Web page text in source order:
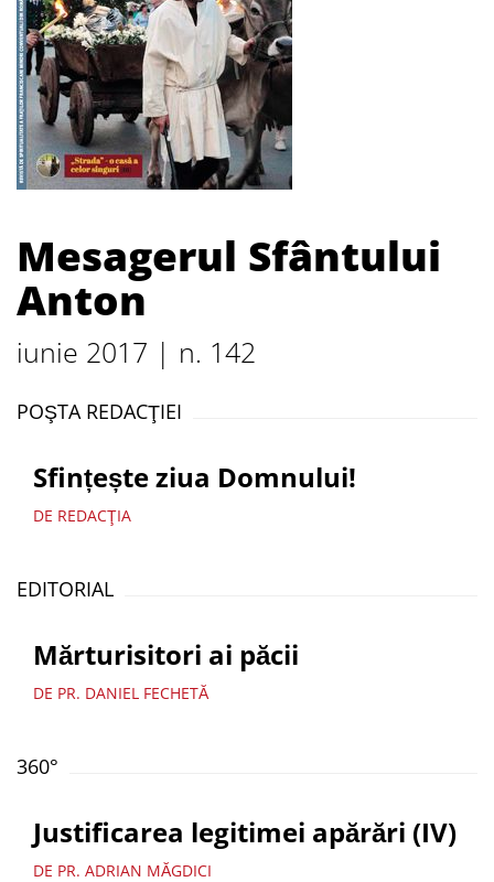
Mesagerul Sfântului
Anton
iunie 2017 | n. 142
POŞTA REDACŢIEI
Sfințește ziua Domnului!
DE REDACŢIA
EDITORIAL
Mărturisitori ai păcii
DE PR. DANIEL FECHETĂ
360°
Justificarea legitimei apărări (IV)
DE PR. ADRIAN MĂGDICI